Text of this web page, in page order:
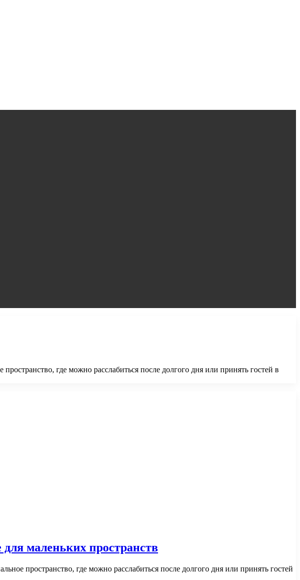
где можно расслабиться после долгого дня или принять гостей в
маленьких пространств
пространство, где можно расслабиться после долгого дня или принять гостей